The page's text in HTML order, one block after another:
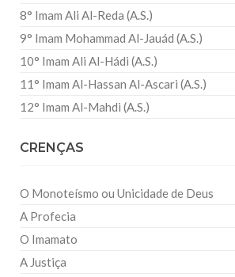
8° Imam Ali Al-Reda (A.S.)
9° Imam Mohammad Al-Jauád (A.S.)
10° Imam Ali Al-Hádi (A.S.)
11° Imam Al-Hassan Al-Ascari (A.S.)
12° Imam Al-Mahdi (A.S.)
CRENÇAS
O Monoteísmo ou Unicidade de Deus
A Profecia
O Imamato
A Justiça